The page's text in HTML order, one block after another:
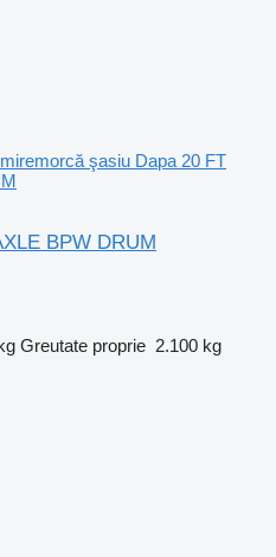
şasiu Dapa 20 FT
BPW DRUM
Greutate proprie 2.100 kg